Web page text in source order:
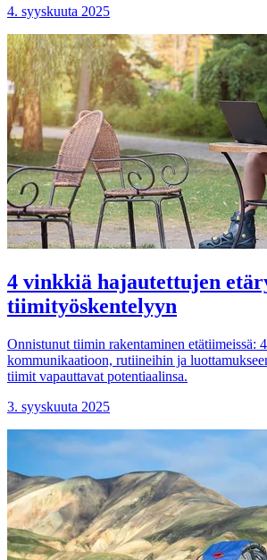
4. syyskuuta 2025
4 vinkkiä hajautettujen
tiimityöskentelyyn
Onnistunut tiimin rakentaminen etätiimeissä:
kommunikaatioon, rutiineihin ja
tiimit vapauttavat potentiaalinsa.
3. syyskuuta 2025